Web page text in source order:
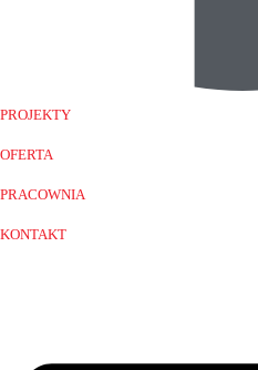
PROJEKTY
OFERTA
PRACOWNIA
KONTAKT